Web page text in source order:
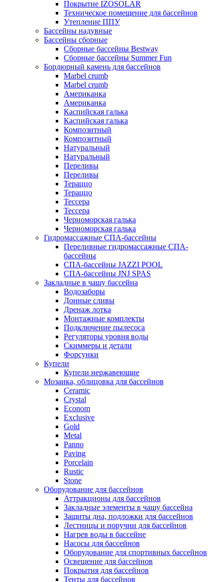
Покрытие IZOSOLAR
Техническое помещение для бассейнов
Утепление ППУ
Бассейны надувные
Бассейны сборные
Сборные бассейны Bestway
Сборные бассейны Summer Fun
Бордюрный камень для бассейнов
Marbel crumb
Marbel crumb
Американка
Американка
Каспийская галька
Каспийская галька
Композитный
Композитный
Натуральный
Натуральный
Переливы
Переливы
Тераццо
Тераццо
Тессера
Тессера
Черноморская галька
Черноморская галька
Гидромассажные СПА-бассейны
Переливные гидромассажные СПА-
бассейны
СПА-бассейны JAZZI POOL
СПА-бассейны JNJ SPAS
Закладные в чашу бассейна
Водозаборы
Донные сливы
Дренаж лотка
Монтажные комплекты
Подключение пылесоса
Регуляторы уровня воды
Скиммеры и детали
Форсунки
Купели
Купели нержавеющие
Мозаика, облицовка для бассейнов
Ceramic
Crystal
Econom
Exclusive
Gold
Metal
Panno
Paving
Porcelain
Rustic
Stone
Оборудование для бассейнов
Аттракционы для бассейнов
Закладные элементы в чашу бассейна
Защиты дна, подложки для бассейнов
Лестницы и поручни для бассейнов
Нагрев воды в бассейне
Насосы для бассейнов
Оборудование для спортивных бассейнов
Освещение для бассейнов
Покрытия для бассейнов
Тенты для бассейнов